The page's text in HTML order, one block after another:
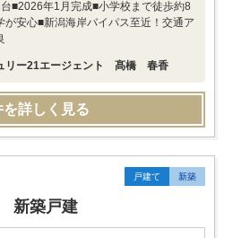
■2026年1月完成■小学校まで徒歩約8
が安心■新潟海岸バイパス至近！交通ア
リー21エージェント 髙橋 春香
を詳しく見る
戸建て 新築
新築戸建